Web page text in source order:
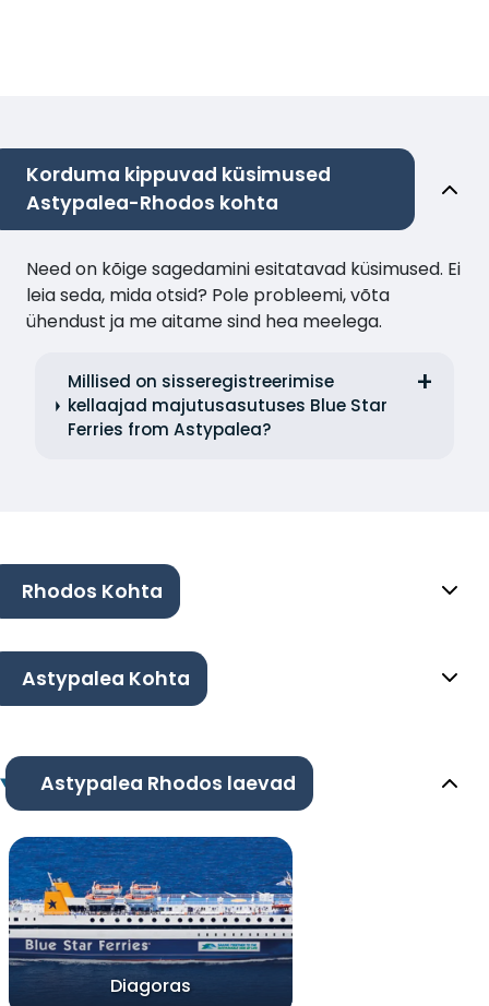
Korduma kippuvad küsimused
Astypalea-Rhodos kohta
Need on kõige sagedamini esitatavad küsimused. Ei
leia seda, mida otsid? Pole probleemi, võta
ühendust ja me aitame sind hea meelega.
Millised on sisseregistreerimise
kellaajad majutusasutuses Blue Star
Ferries from Astypalea?
Rhodos Kohta
Astypalea Kohta
Astypalea Rhodos laevad
Diagoras